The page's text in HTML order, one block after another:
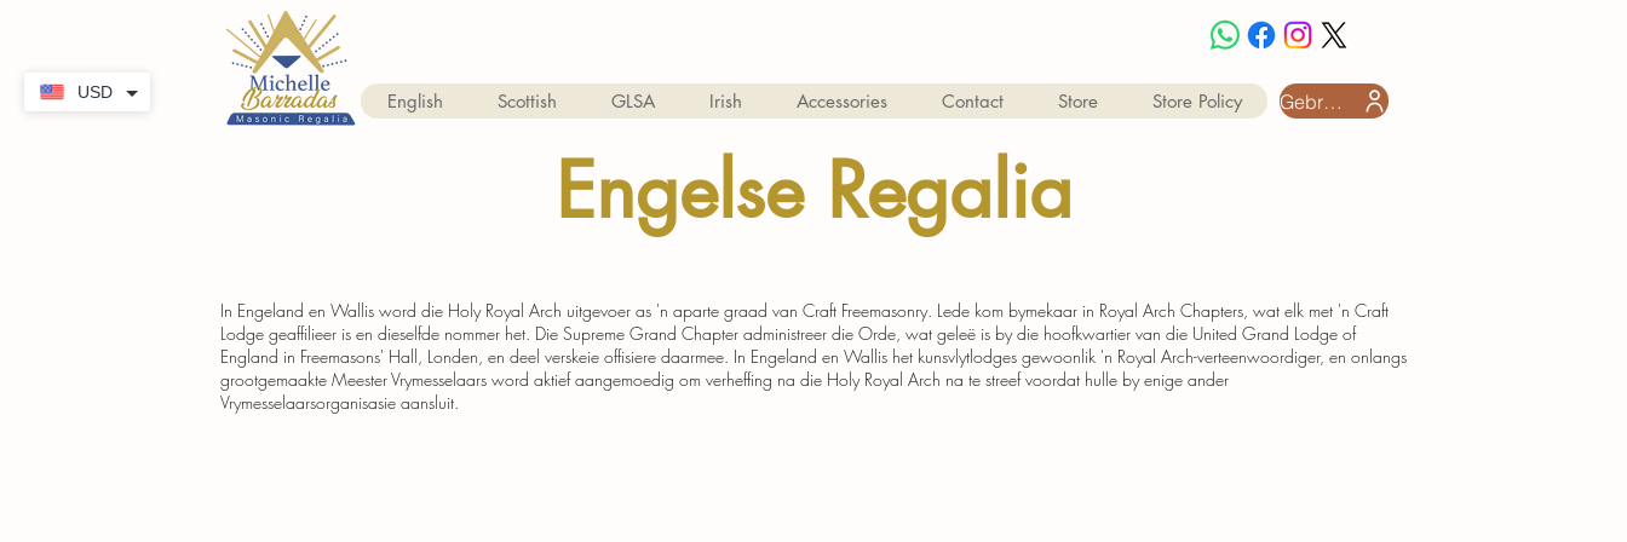
English Scottish GLSA Irish Accessories Contact Store Store Policy Gebruiker aanmeld
Engelse Regalia
In Engeland en Wallis word die Holy Royal Arch uitgevoer as 'n aparte graad van Craft Freemasonry. Lede kom bymekaar in Royal Arch Chapters, wat elk met 'n Craft
Lodge geaffilieer is en dieselfde nommer het. Die Supreme Grand Chapter administreer die Orde, wat geleë is by die hoofkwartier van die United Grand Lodge of
England in Freemasons' Hall, Londen, en deel verskeie offisiere daarmee. In Engeland en Wallis het kunsvlytlodges gewoonlik 'n Royal Arch-verteenwoordiger, en onlangs
grootgemaakte Meester Vrymesselaars word aktief aangemoedig om verheffing na die Holy Royal Arch na te streef voordat hulle by enige ander
Vrymesselaarsorganisasie aansluit.
USD